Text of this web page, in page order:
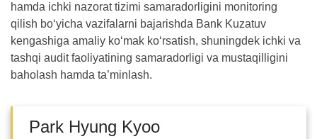
hamda ichki nazorat tizimi samaradorligini monitoring
qilish bo‘yicha vazifalarni bajarishda Bank Kuzatuv
kengashiga amaliy ko‘mak ko‘rsatish, shuningdek ichki va
tashqi audit faoliyatining samaradorligi va mustaqilligini
baholash hamda ta’minlash.
Park Hyung Kyoo